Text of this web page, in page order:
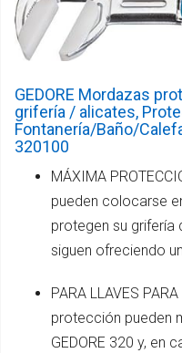
GEDORE Mordazas
grifería / alicates,
Fontanería/Baño/
320100
MÁXIMA
pueden colocarse
protegen su
siguen ofreciendo
PARA LLAVES
protección pueden
GEDORE 320 y, en